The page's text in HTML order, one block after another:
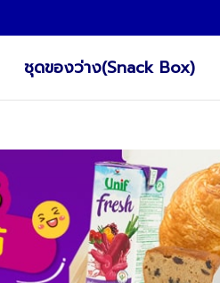
ชุดของว่าง(Snack Box)